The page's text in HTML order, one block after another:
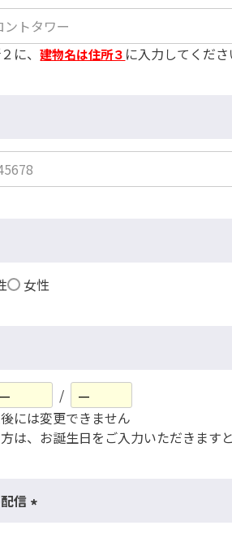
に、建物名は住所３ に入力してくださ
女性
には変更できません
は、お誕生日をご入力いただきます
信